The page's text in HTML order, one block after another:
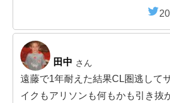
田中 さん
遠藤で1年耐えた結果CL圏逃して
イクもアリソンも何もかも引き抜